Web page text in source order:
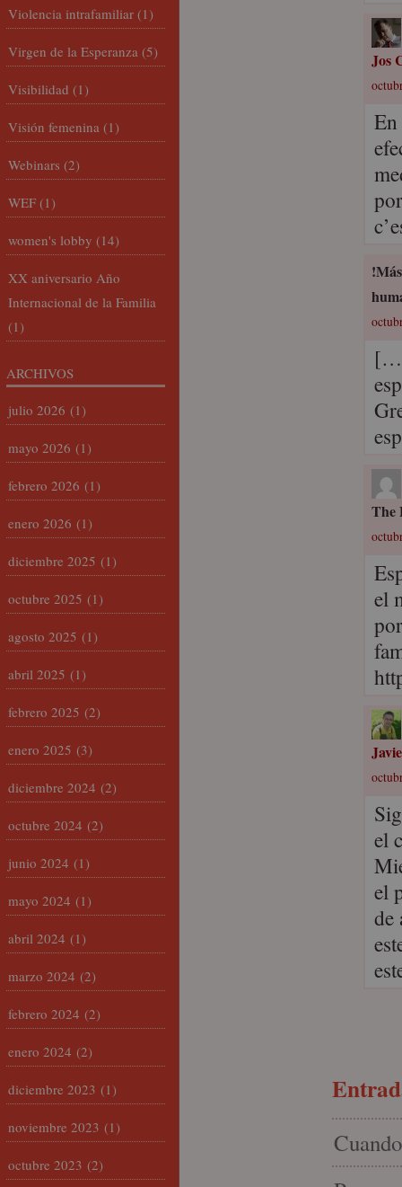
Jos
The
el
el
el
de
Violencia intrafamiliar (1)
Virgen de la Esperanza (5)
Visibilidad (1)
Visión femenina (1)
Webinars (2)
WEF (1)
women's lobby (14)
XX aniversario Año
Internacional de la Familia
(1)
ARCHIVOS
julio 2026 (1)
mayo 2026 (1)
febrero 2026 (1)
enero 2026 (1)
diciembre 2025 (1)
octubre 2025 (1)
agosto 2025 (1)
abril 2025 (1)
febrero 2025 (2)
enero 2025 (3)
diciembre 2024 (2)
octubre 2024 (2)
junio 2024 (1)
mayo 2024 (1)
abril 2024 (1)
marzo 2024 (2)
febrero 2024 (2)
enero 2024 (2)
diciembre 2023 (1)
noviembre 2023 (1)
octubre 2023 (2)